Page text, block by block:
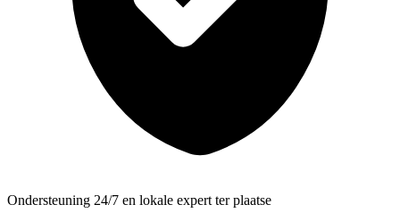
Ondersteuning 24/7 en lokale expert ter plaatse